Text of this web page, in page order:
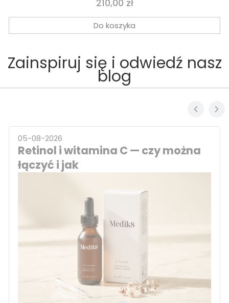
210,00 zł
Do koszyka
Zainspiruj się i odwiedź nasz
blog
05-08-2026
Retinol i witamina C — czy można
łączyć i jak